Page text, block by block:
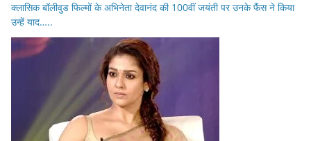
क्लासिक बॉलीवुड फिल्मों के अभिनेता देवानंद की 100वीं जयंती पर उनके फैंस ने किया
उन्हें याद…..